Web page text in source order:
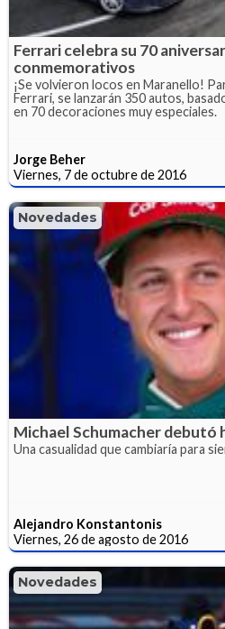
Ferrari celebra su 70
conmemorativos
¡Se volvieron locos en Maranello!
Ferrari, se lanzarán 350 autos,
en 70 decoraciones muy especiales.
Jorge Beher
Viernes, 7 de octubre de 2016
Novedades
Michael Schumacher debutó
Una casualidad que cambiaría para
Alejandro Konstantonis
Viernes, 26 de agosto de 2016
Novedades